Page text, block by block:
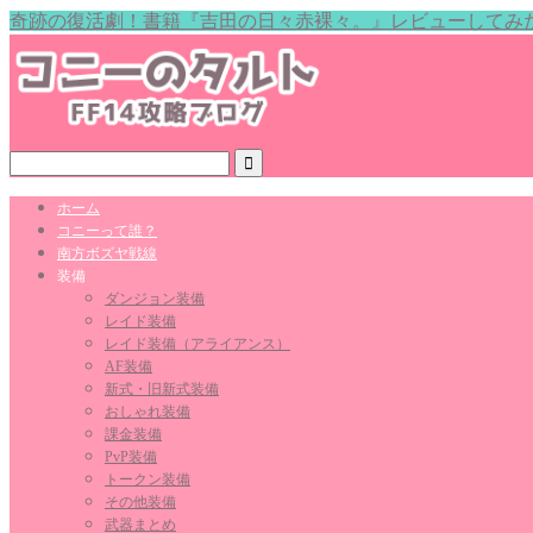
奇跡の復活劇！書籍『吉田の日々赤裸々。』レビューしてみ
ホーム
コニーって誰？
南方ボズヤ戦線
装備
ダンジョン装備
レイド装備
レイド装備（アライアンス）
AF装備
新式・旧新式装備
おしゃれ装備
課金装備
PvP装備
トークン装備
その他装備
武器まとめ